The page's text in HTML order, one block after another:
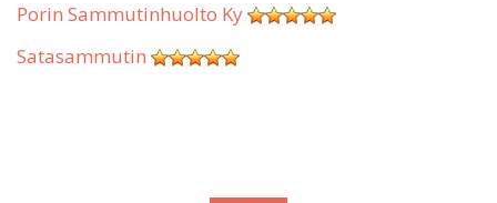
Porin Sammutinhuolto Ky
Satasammutin